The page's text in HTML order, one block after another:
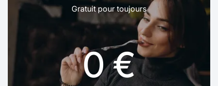
Gratuit pour toujours
0 €